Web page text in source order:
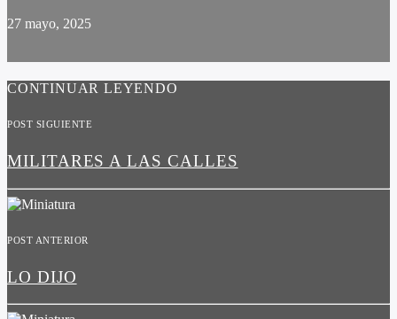
27 mayo, 2025
CONTINUAR LEYENDO
POST SIGUIENTE
MILITARES A LAS CALLES
POST ANTERIOR
LO DIJO